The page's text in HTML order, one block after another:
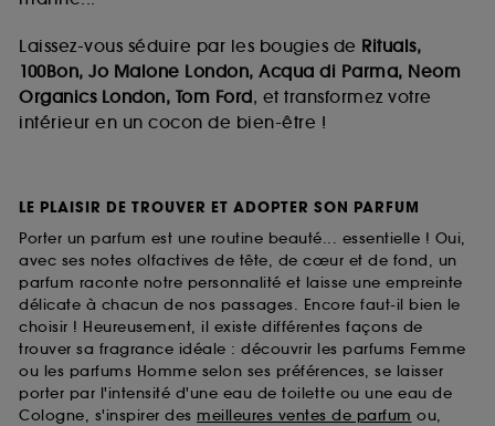
Laissez-vous séduire par les bougies de Rituals,
100Bon, Jo Malone London, Acqua di Parma, Neom
Organics London, Tom Ford, et transformez votre
intérieur en un cocon de bien-être !
LE PLAISIR DE TROUVER ET ADOPTER SON PARFUM
Porter un parfum est une routine beauté... essentielle ! Oui,
avec ses notes olfactives de tête, de cœur et de fond, un
parfum raconte notre personnalité et laisse une empreinte
délicate à chacun de nos passages. Encore faut-il bien le
choisir ! Heureusement, il existe différentes façons de
trouver sa fragrance idéale : découvrir les parfums Femme
ou les parfums Homme selon ses préférences, se laisser
porter par l'intensité d'une eau de toilette ou une eau de
Cologne, s'inspirer des meilleures ventes de parfum ou,